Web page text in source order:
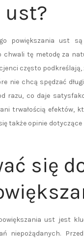
ust?
powiększania ust
chwali tę metodę za
często
nie chcą spędzać
razu, co daje
trwałością efektów,
także opinie
się
ust jest
niepożądanych.